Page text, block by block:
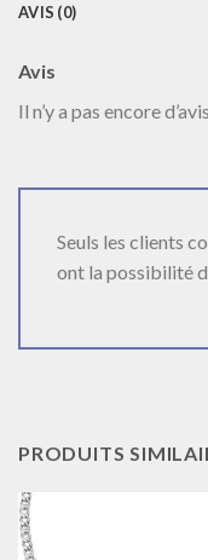
AVIS (0)
Avis
Il n’y a pas encore
Seuls les clients
ont la possibilité
PRODUITS